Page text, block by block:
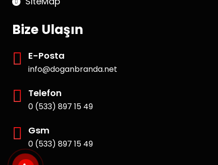
Bize Ulaşın
E-Posta
info@doganbranda.net
Telefon
0 (533) 897 15 49
Gsm
0 (533) 897 15 49